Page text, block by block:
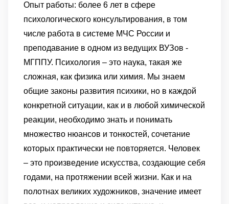
Опыт работы: более 6 лет в сфере
психологического консультирования, в том
числе работа в системе МЧС России и
преподавание в одном из ведущих ВУЗов -
МГППУ. Психология – это наука, такая же
сложная, как физика или химия. Мы знаем
общие законы развития психики, но в каждой
конкретной ситуации, как и в любой химической
реакции, необходимо знать и понимать
множество нюансов и тонкостей, сочетание
которых практически не повторяется. Человек
– это произведение искусства, создающие себя
годами, на протяжении всей жизни. Как и на
полотнах великих художников, значение имеет